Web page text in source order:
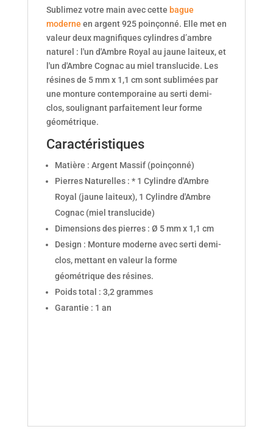
Sublimez votre main avec cette bague
moderne en argent 925 poinçonné. Elle met en
valeur deux magnifiques cylindres d’ambre
naturel : l'un d'Ambre Royal au jaune laiteux, et
l'un d'Ambre Cognac au miel translucide. Les
résines de 5 mm x 1,1 cm sont sublimées par
une monture contemporaine au serti demi-
clos, soulignant parfaitement leur forme
géométrique.
Caractéristiques
Matière : Argent Massif (poinçonné)
Pierres Naturelles : * 1 Cylindre d'Ambre
Royal (jaune laiteux), 1 Cylindre d'Ambre
Cognac (miel translucide)
Dimensions des pierres : Ø 5 mm x 1,1 cm
Design : Monture moderne avec serti demi-
clos, mettant en valeur la forme
géométrique des résines.
Poids total : 3,2 grammes
Garantie : 1 an